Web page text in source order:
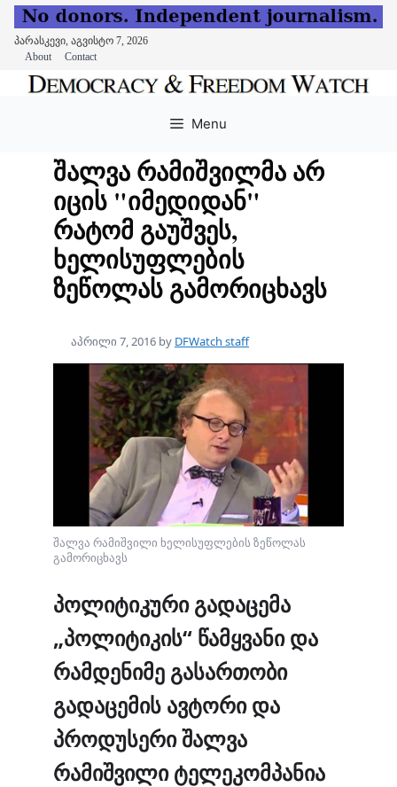
პარასკევი, აგვისტო 7, 2026
About
Contact
Menu
შალვა რამიშვილმა არ
იცის "იმედიდან"
რატომ გაუშვეს,
ხელისუფლების
ზეწოლას გამორიცხავს
აპრილი 7, 2016 by DFWatch staff
შალვა რამიშვილი ხელისუფლების ზეწოლას
გამორიცხავს
პოლიტიკური გადაცემა
„პოლიტიკის“ წამყვანი და
რამდენიმე გასართობი
გადაცემის ავტორი და
პროდუსერი შალვა
რამიშვილი ტელეკომპანია